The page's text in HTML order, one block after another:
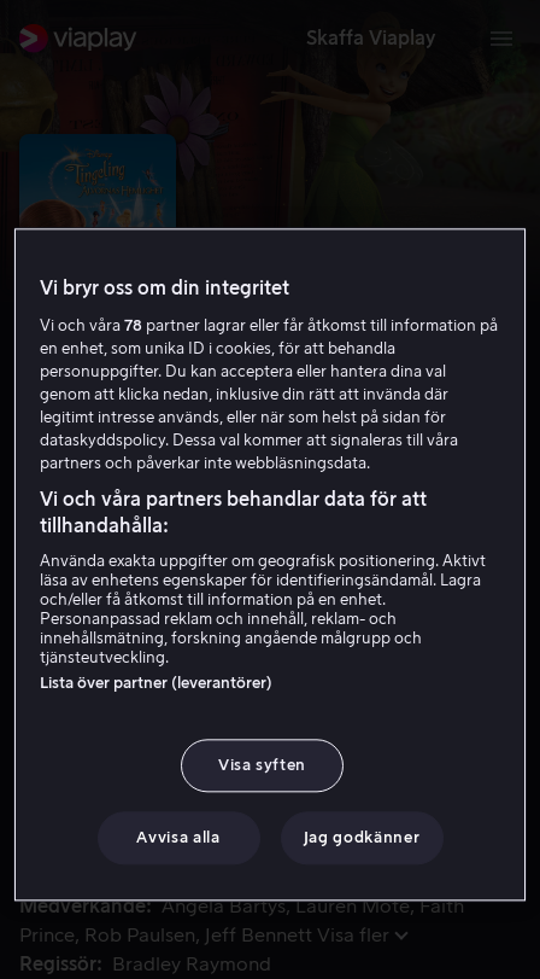
Skaffa Viaplay
Tingeling och älvornas hemlighet
6.8 Familjefilm Barnfilm 2010
Barntillåten
HD
Hyr 55 kr
Tingeling träffar Lizzy, en liten flicka som kan allt om
Tingeling träffar Lizzy, en liten flicka som kan allt om
älvor och deras magiska värld. När älvorna firar sommar
början till en alldeles speciell vänskap.
Medverkande Angela Bartys Lauren Mote Faith
Prince
Rob Paulsen Jeff Bennett Visa fler
Regissör
Bradley Raymond
Vi bryr oss om din integritet
Vi och våra78 partner lagrar eller får åtkomst till information på
en enhet, som unika ID i cookies, för att behandla
personuppgifter. Du kan acceptera eller hantera dina val
genom att klicka nedan, inklusive din rätt att invända där
legitimt intresse används, eller när som helst på sidan för
dataskyddspolicy. Dessa val kommer att signaleras till våra
partners och påverkar inte webbläsningsdata.
Vi och våra partners behandlar data för att
tillhandahålla:
Använda exakta uppgifter om geografisk positionering. Aktivt
läsa av enhetens egenskaper för identifieringsändamål. Lagra
och/eller få åtkomst till information på en enhet.
Personanpassad reklam och innehåll, reklam- och
innehållsmätning, forskning angående målgrupp och
tjänsteutveckling.
Lista över partner (leverantörer)
Visa syften
Avvisa alla Jag godkänner